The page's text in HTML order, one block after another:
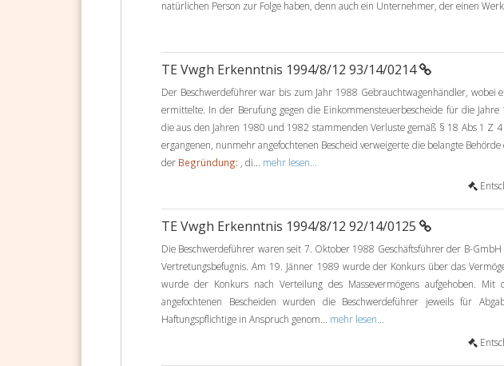
natürlichen Person zur Folge haben, denn auch ein Unternehmer, der einen
TE Vwgh Erkenntnis 1994/8/12 93/14/0214
Der Beschwerdeführer war bis zum Jahr 1988 Gebrauchtwagenhändler, wobei
ermittelte. In der Berufung gegen die Einkommensteuerbescheide für die
die aus den Jahren 1980 und 1982 stammenden Verluste gemäß § 18 Abs 1 Z
ergangenen, nunmehr angefochtenen Bescheid verweigerte die belangte
der Begründung: , di... mehr lesen...
TE Vwgh Erkenntnis 1994/8/12 92/14/0125
Die Beschwerdeführer waren seit 7. Oktober 1988 Geschäftsführer der B-
Vertretungsbefugnis. Am 19. Jänner 1989 wurde der Konkurs über das
wurde der Konkurs nach Verteilung des Massevermögens aufgehoben.
angefochtenen Bescheiden wurden die Beschwerdeführer jeweils für
Haftungspflichtige in Anspruch genom... mehr lesen...